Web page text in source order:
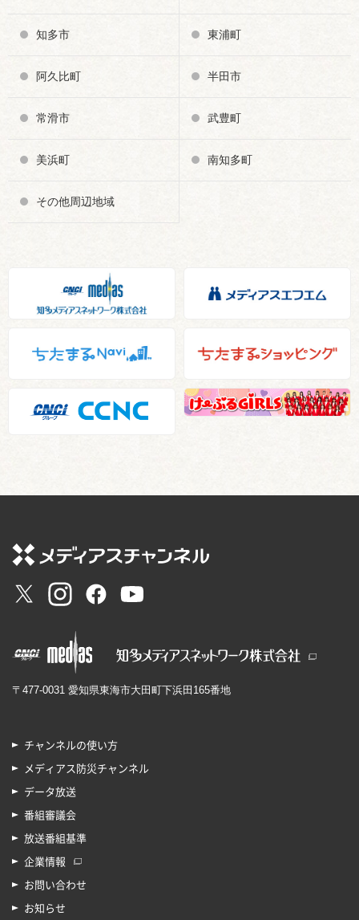
知多市 東浦町
阿久比町 半田市
常滑市 武豊町
美浜町 南知多町
その他周辺地域
〒477-0031 愛知県東海市大田町下浜田165番地
チャンネルの使い方
メディアス防災チャンネル
データ放送
番組審議会
放送番組基準
企業情報
お問い合わせ
お知らせ